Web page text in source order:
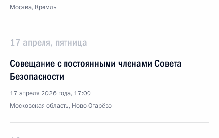
Москва, Кремль
17 апреля, пятница
Совещание с постоянными членами Совета
Безопасности
17 апреля 2026 года, 17:00
Московская область, Ново-Огарёво